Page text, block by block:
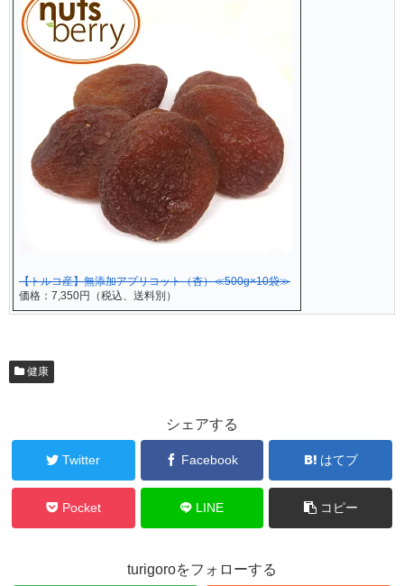
【トルコ産】無添加アプリコット（杏）≪500g×10袋≫
価格：7,350円（税込、送料別）
健康
シェアする
Twitter Facebook はてブ
Pocket LINE コピー
turigoroをフォローする